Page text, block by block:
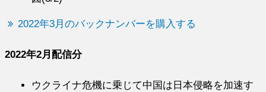
2022年3月のバックナンバーを購入する
2022年2月配信分
ウクライナ危機に乗じて中国は日本侵略を加速す